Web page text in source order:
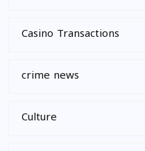
Casino Transactions
crime news
Culture